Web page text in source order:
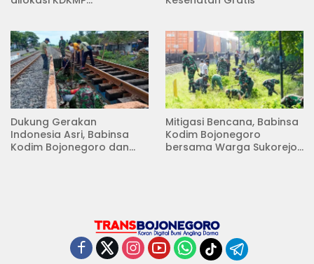
Dukung Gerakan
Indonesia Asri, Babinsa
Kodim Bojonegoro dan
Mitigasi Bencana, Babinsa
Kodim Bojonegoro
bersama Warga Sukorejo